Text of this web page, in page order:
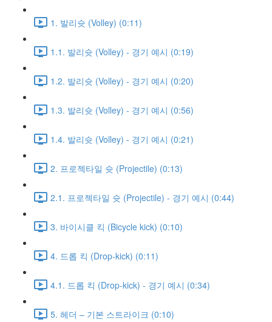
1. 발리슛 (Volley) (0:11)
1.1. 발리슛 (Volley) - 경기 예시 (0:19)
1.2. 발리슛 (Volley) - 경기 예시 (0:20)
1.3. 발리슛 (Volley) - 경기 예시 (0:56)
1.4. 발리슛 (Volley) - 경기 예시 (0:21)
2. 프로젝타일 슛 (Projectile) (0:13)
2.1. 프로젝타일 슛 (Projectile) - 경기 예시 (0:44)
3. 바이시클 킥 (Bicycle kick) (0:10)
4. 드롭 킥 (Drop-kick) (0:11)
4.1. 드롭 킥 (Drop-kick) - 경기 예시 (0:34)
5. 헤더 – 기본 스트라이크 (0:10)